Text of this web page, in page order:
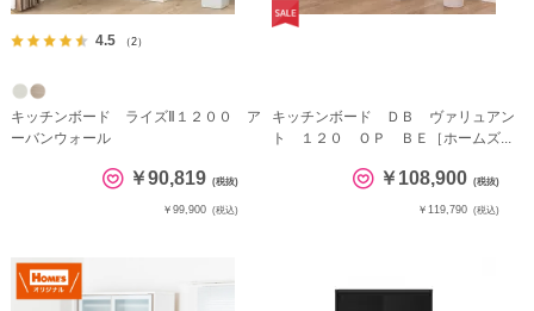
4.5 （2）
キッチンボード ライズⅡ１２００ ア
ーバンウォール
￥90,819 (税抜)
￥99,900 (税込)
キッチンボード ＤＢ ヴァリュアン
ト １２０ ＯＰ ＢＥ［ホームズ...
￥108,900 (税抜)
￥119,790 (税込)